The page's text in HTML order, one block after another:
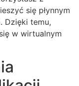
się płynnym
Dzięki temu,
w wirtualnym